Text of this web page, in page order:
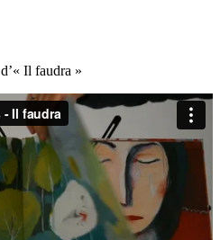
Il faudra »